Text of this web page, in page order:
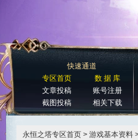
快速通道
专区首页
数 据 库
文章投稿
账号注册
截图投稿
相关下载
永恒之塔专区首页 > 游戏基本资料